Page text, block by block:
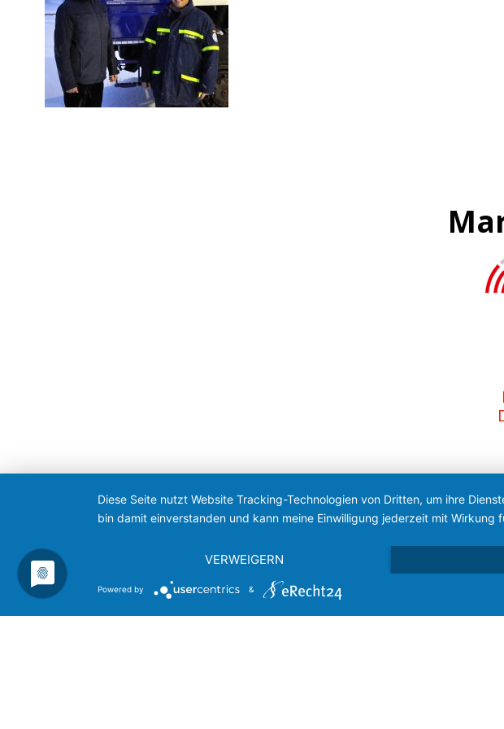
Diese Seite nutzt Website Tracking-Technologien von Dritten, um ihre
bin damit einverstanden und kann meine Einwilligung jederzeit mit
VERWEIGERN
Powered by &